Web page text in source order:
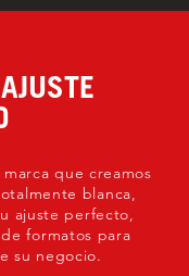
que creamos
blanca,
ajuste perfecto,
formatos para
su negocio.